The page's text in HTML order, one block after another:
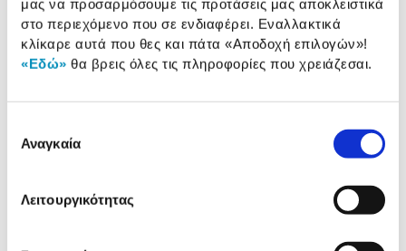
μας να προσαρμόσουμε τις προτάσεις μας αποκλειστικά
στο περιεχόμενο που σε ενδιαφέρει. Εναλλακτικά
κλίκαρε αυτά που θες και πάτα «Αποδοχή επιλογών»!
«Εδώ» θα βρεις όλες τις πληροφορίες που χρειάζεσαι.
συγκατάθεσης
Αναγκαία
Λειτουργικότητας
Toner Q-Connect 207A / W2211A
Cyan
74,90 €
Προσθήκη